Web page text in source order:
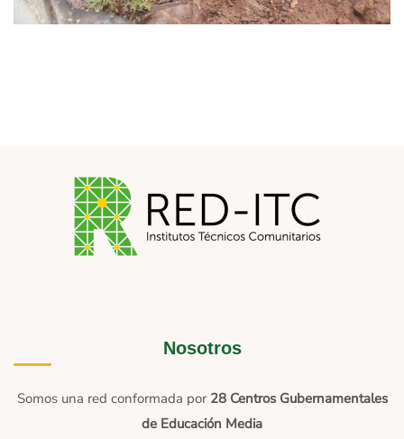
Nosotros
Somos una red conformada por 28 Centros Gubernamentales
de Educación Media